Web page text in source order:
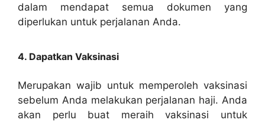
dalam mendapat semua dokumen yang
diperlukan untuk perjalanan Anda.
4. Dapatkan Vaksinasi
Merupakan wajib untuk memperoleh vaksinasi
sebelum Anda melakukan perjalanan haji. Anda
akan perlu buat meraih vaksinasi untuk